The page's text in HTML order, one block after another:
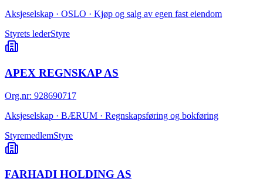
Aksjeselskap · OSLO · Kjøp og salg av egen fast eiendom
Styrets lederStyre
APEX REGNSKAP AS
Org.nr: 928690717
Aksjeselskap · BÆRUM · Regnskapsføring og bokføring
StyremedlemStyre
FARHADI HOLDING AS